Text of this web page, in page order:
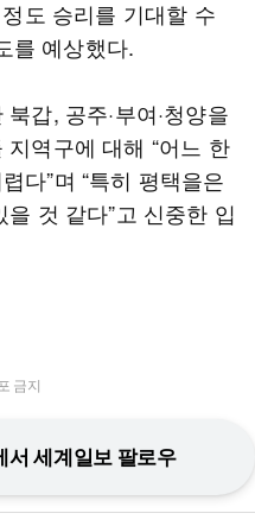
도 승리를 기대할 수
를 예상했다.
갑, 공주·부여·청양을
역구에 대해 “어느 한
다”며 “특히 평택을은
것 같다”고 신중한 입
금지
서 세계일보 팔로우